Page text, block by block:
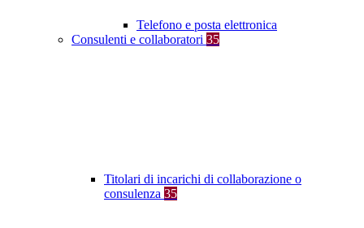
Telefono e posta elettronica
Consulenti e collaboratori 35
Titolari di incarichi di collaborazione o
consulenza 35